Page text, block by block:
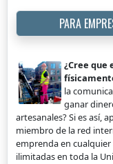
PARA
¿Cree que
la
ganar
artesanales? Si es así,
miembro de la red
emprenda en
ilimitadas en toda la